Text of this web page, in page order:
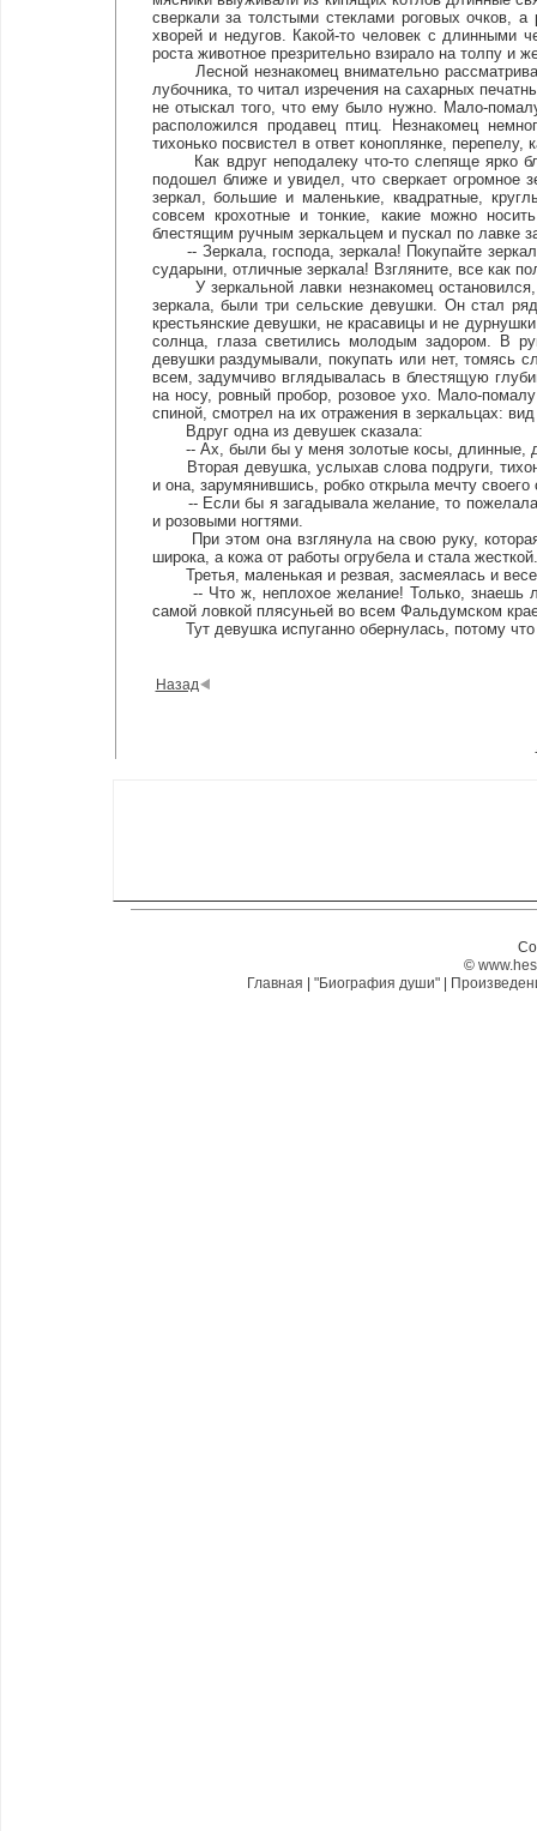
сверкали за толстыми стеклами роговых очков,
хворей и недугов. Какой-то человек с длинными
роста животное презрительно взирало на толпу и
Лесной незнакомец внимательно
лубочника, то читал изречения на сахарных
не отыскал того, что ему было нужно. Мало-
расположился продавец птиц. Незнакомец
тихонько посвистел в ответ коноплянке, перепелу,
Как вдруг неподалеку что-то слепяще ярко
подошел ближе и увидел, что сверкает
зеркал, большие и маленькие, квадратные,
совсем крохотные и тонкие, какие можно
блестящим ручным зеркальцем и пускал по лавке
-- Зеркала, господа, зеркала! Покупайте
сударыни, отличные зеркала! Взгляните, все как
У зеркальной лавки незнакомец остановился,
зеркала, были три сельские девушки. Он стал
крестьянские девушки, не красавицы и не
солнца, глаза светились молодым задором. В
девушки раздумывали, покупать или нет, томясь
всем, задумчиво вглядывалась в блестящую
на носу, ровный пробор, розовое ухо. Мало-
спиной, смотрел на их отражения в зеркальцах:
Вдруг одна из девушек сказала:
-- Ах, были бы у меня золотые косы, длинные,
Вторая девушка, услыхав слова подруги,
и она, зарумянившись, робко открыла мечту своего
-- Если бы я загадывала желание, то пожелала
и розовыми ногтями.
При этом она взглянула на свою руку, которая
широка, а кожа от работы огрубела и стала жесткой.
Третья, маленькая и резвая, засмеялась и
-- Что ж, неплохое желание! Только, знаешь
самой ловкой плясуньей во всем Фальдумском
Тут девушка испуганно обернулась, потому что
Назад
©
Главная
"Биография души"